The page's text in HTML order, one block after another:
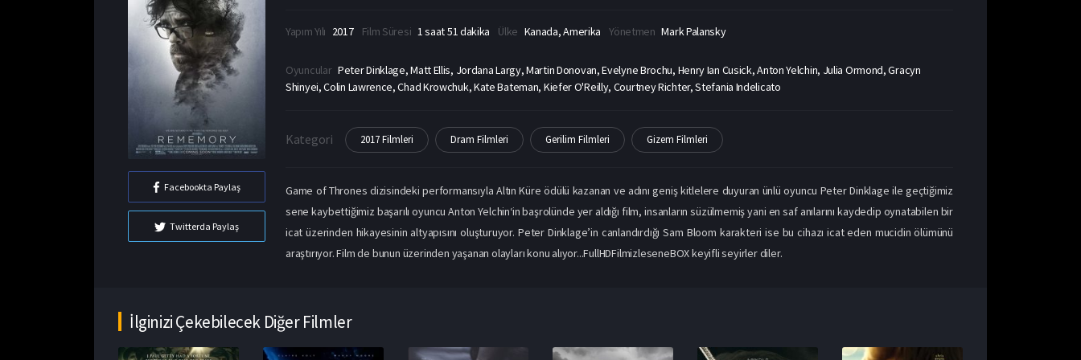
Facebookta Paylaş
Twitterda Paylaş
Yapım Yılı 2017 Film Süresi 1 saat 51 dakika Ülke Kanada, Amerika Yönetmen Mark Palansky
Oyuncular Peter Dinklage, Matt Ellis, Jordana Largy, Martin Donovan, Evelyne Brochu, Henry Ian Cusick, Anton Yelchin, Julia Ormond, Gracyn
Shinyei, Colin Lawrence, Chad Krowchuk, Kate Bateman, Kiefer O'Reilly, Courtney Richter, Stefania Indelicato
Kategori 2017 Filmleri Dram Filmleri Gerilim Filmleri Gizem Filmleri
Game of Thrones dizisindeki performansıyla Altın Küre ödülü kazanan ve adını geniş kitlelere duyuran ünlü oyuncu Peter Dinklage ile geçtiğimiz
sene kaybettiğimiz başarılı oyuncu Anton Yelchin‘in başrolünde yer aldığı film, insanların süzülmemiş yani en saf anılarını kaydedip oynatabilen bir
icat üzerinden hikayesinin altyapısını oluşturuyor. Peter Dinklage’in canlandırdığı Sam Bloom karakteri ise bu cihazı icat eden mucidin ölümünü
araştırıyor. Film de bunun üzerinden yaşanan olayları konu alıyor...FullHDFilmizleseneBOX keyifli seyirler diler.
İlginizi Çekebilecek Diğer Filmler